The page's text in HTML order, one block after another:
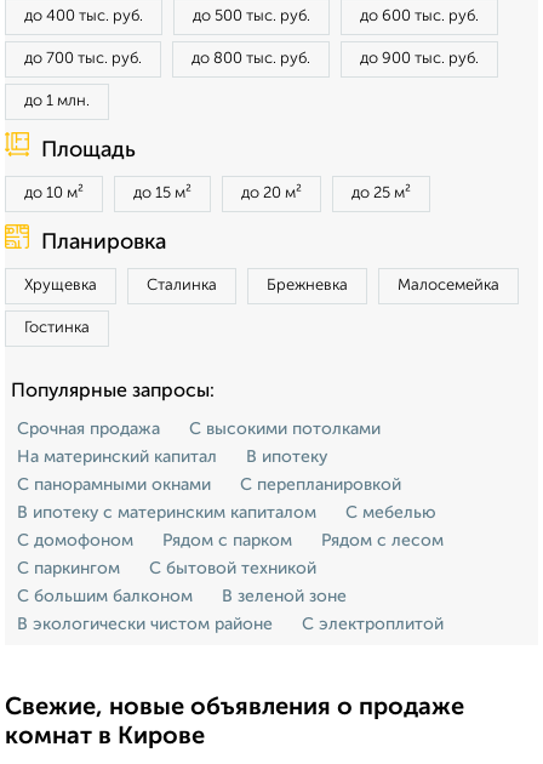
до 400 тыс. руб. до 500 тыс. руб. до 600 тыс. руб.
до 700 тыс. руб. до 800 тыс. руб. до 900 тыс. руб.
до 1 млн.
Площадь
до 10 м² до 15 м² до 20 м² до 25 м²
Планировка
Хрущевка Сталинка Брежневка Малосемейка
Гостинка
Популярные запросы:
Срочная продажа
С высокими потолками
На материнский капитал
В ипотеку
С панорамными окнами
С перепланировкой
В ипотеку с материнским капиталом
С мебелью
С домофоном
Рядом с парком
Рядом с лесом
С паркингом
С бытовой техникой
С большим балконом
В зеленой зоне
В экологически чистом районе
С электроплитой
Свежие, новые объявления о продаже
комнат в Кирове